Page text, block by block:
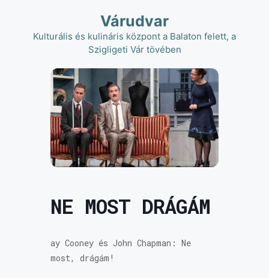
tartalomba
Várudvar
Kulturális és kulináris központ a Balaton felett, a
Szigligeti Vár tövében
NE MOST DRÁGÁM
ay Cooney és John Chapman: Ne
most, drágám!